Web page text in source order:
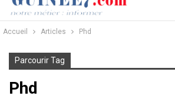
Accueil Articles Phd
Parcourir Tag
Phd